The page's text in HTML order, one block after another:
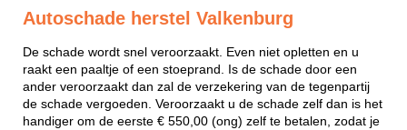
Autoschade herstel Valkenburg
De schade wordt snel veroorzaakt. Even niet opletten en u
raakt een paaltje of een stoeprand. Is de schade door een
ander veroorzaakt dan zal de verzekering van de tegenpartij
de schade vergoeden. Veroorzaakt u de schade zelf dan is het
handiger om de eerste € 550,00 (ong) zelf te betalen, zodat je